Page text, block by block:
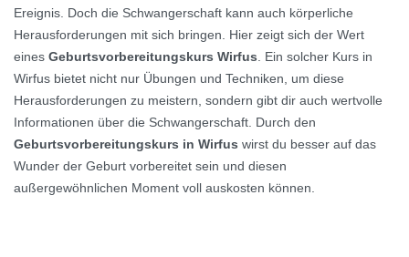
Ereignis. Doch die Schwangerschaft kann auch körperliche
Herausforderungen mit sich bringen. Hier zeigt sich der Wert
eines Geburtsvorbereitungskurs Wirfus. Ein solcher Kurs in
Wirfus bietet nicht nur Übungen und Techniken, um diese
Herausforderungen zu meistern, sondern gibt dir auch wertvolle
Informationen über die Schwangerschaft. Durch den
Geburtsvorbereitungskurs in Wirfus wirst du besser auf das
Wunder der Geburt vorbereitet sein und diesen
außergewöhnlichen Moment voll auskosten können.